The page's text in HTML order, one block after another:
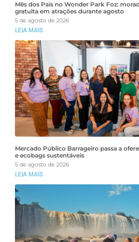
Mês dos Pais no Wonder Park Foz:
gratuita em atrações durante agosto
5 de agosto de 2026
LEIA MAIS
Mercado Público Barrageiro passa a
e ecobags sustentáveis
5 de agosto de 2026
LEIA MAIS